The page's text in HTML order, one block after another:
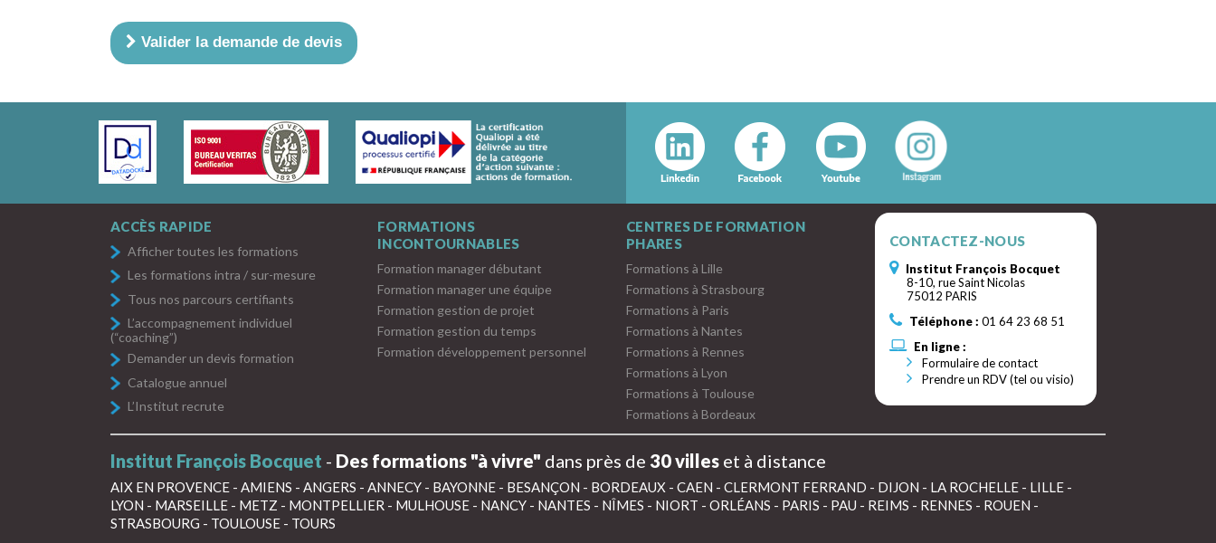
Valider la demande de devis
ACCÈS RAPIDE
Afficher toutes les formations
Les formations intra / sur-mesure
Tous nos parcours certifiants
L’accompagnement individuel
(“coaching”)
Demander un devis formation
Catalogue annuel
L’Institut recrute
FORMATIONS
INCONTOURNABLES
Formation manager débutant
Formation manager une équipe
Formation gestion de projet
Formation gestion du temps
Formation développement personnel
CENTRES DE FORMATION
PHARES
Formations à Lille
Formations à Strasbourg
Formations à Paris
Formations à Nantes
Formations à Rennes
Formations à Lyon
Formations à Toulouse
Formations à Bordeaux
CONTACTEZ-NOUS
Institut François Bocquet
8-10, rue Saint Nicolas
75012 PARIS
Téléphone : 01 64 23 68 51
En ligne :
Formulaire de contact
Prendre un RDV (tel ou visio)
Institut François Bocquet - Des formations "à vivre" dans près de 30 villes et à distance
AIX EN PROVENCE - AMIENS - ANGERS - ANNECY - BAYONNE - BESANÇON - BORDEAUX - CAEN - CLERMONT FERRAND - DIJON - LA ROCHELLE - LILLE -
LYON - MARSEILLE - METZ - MONTPELLIER - MULHOUSE - NANCY - NANTES - NÎMES - NIORT - ORLÉANS - PARIS - PAU - REIMS - RENNES - ROUEN -
STRASBOURG - TOULOUSE - TOURS